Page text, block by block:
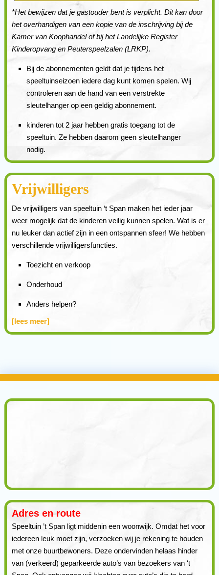
*Het bewijzen dat je gastouder bent is verplicht. Dit kan door
het overhandigen van een kopie van de inschrijving bij de
Kamer van Koophandel of bij het Landelijke Register
Kinderopvang en Peuterspeelzalen (LRKP).
Bij de abonnementen geldt dat je tijdens het
speeltuinseizoen iedere dag kunt komen spelen. Wij
controleren aan de hand van een verstrekte
sleutelhanger op een geldig abonnement.
kinderen tot 2 jaar hebben gratis toegang tot de
speeltuin. Ze hebben daarom geen sleutelhanger
nodig.
Vrijwilligers
De vrijwilligers van speeltuin ‘t Span maken het ieder jaar
weer mogelijk dat de kinderen veilig kunnen spelen. Wat is er
nu leuker dan actief zijn in een ontspannen sfeer! We hebben
verschillende vrijwilligersfuncties.
Toezicht en verkoop
Onderhoud
Anders helpen?
[lees meer]
Adres en route
Speeltuin ’t Span ligt middenin een woonwijk. Omdat het voor
iedereen leuk moet zijn, verzoeken wij je rekening te houden
met onze buurtbewoners. Deze ondervinden helaas hinder
van (verkeerd) geparkeerde auto’s van bezoekers van ‘t